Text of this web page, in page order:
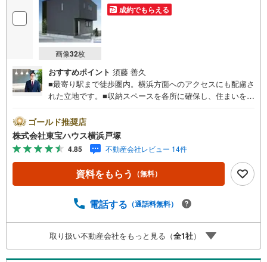
画像32枚
成約でもらえる
おすすめポイント 須藤 善久
■最寄り駅まで徒歩圏内。横浜方面へのアクセスにも配慮さ
れた立地です。■収納スペースを各所に確保し、住まいをす
で、新しい暮らしをゆったりと始められる一邸。■暮らしや
すさに配慮した設備と間取りが、日々の生活を心地よく彩
ります。■現地でぜひ、広さや陽当たり、住空間の開放感を
ご体感ください。＝＝＝＝＝＝＝＝＝＝＝＝＝＝＝＝＝＝
＝＝【東宝ハウス横浜戸塚】提携銀行 じぶん銀行利用可 *
がん100％保証団信＋全疾病保障付き＝＝＝＝＝＝＝＝＝＝
せください）毎日、ご見学・ご相談が可能です。9:00～21:
のご来社等ご相談下さい。○FPによるライフプランのシミ
ュレーションライフプランにあった資金計画や、住宅ロー
ンのご相談など。○キッズスペースもご用意しております○
ゴールド推奨店
株式会社東宝ハウス横浜戸塚
4.85 不動産会社レビュー 14件
資料をもらう （無料）
電話する （通話料無料）
取り扱い不動産会社をもっと見る（全1社）